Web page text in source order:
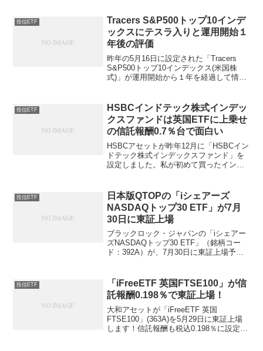
投信ETF
Tracers S&P500トップ10インデ
ックスにテスラ入りと運用開始１
年後の評価
昨年の5月16日に設定された「Tracers
S&P500トップ10インデックス(米国株
式)」が運用開始から１年を経過して情報
直しが6月20日に行われた結果、イーラ...
投信ETF
HSBCインドテック株式インデッ
クスファンドは英国ETFに上乗せ
の信託報酬0.7％台で面白い
HSBCアセットが昨年12月に「HSBCイン
ドテック株式インデックスファンド」を
設定しました。私が初めて買ったインド
投信でした。（商品は今も元気に運用を
続けています。）...
投信ETF
日本版QTOPの「iシェアーズ
NASDAQトップ30 ETF」が7月
30日に東証上場
ブラックロック・ジャパンの「iシェアー
ズNASDAQトップ30 ETF」（銘柄コー
ド：392A）が、7月30日に東証上場予定
建て）はNASDAQ100構成...
投信ETF
「iFreeETF 英国FTSE100」が信
託報酬0.198％で東証上場！
大和アセットが「iFreeETF 英国
FTSE100」(363A)を5月29日に東証上場
します！信託報酬も税込0.198％に設定さ